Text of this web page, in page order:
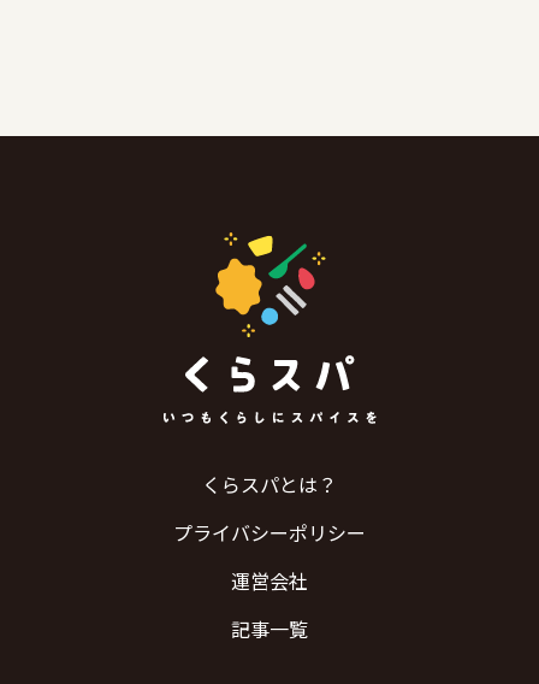
くらスパとは？
プライバシーポリシー
運営会社
記事一覧